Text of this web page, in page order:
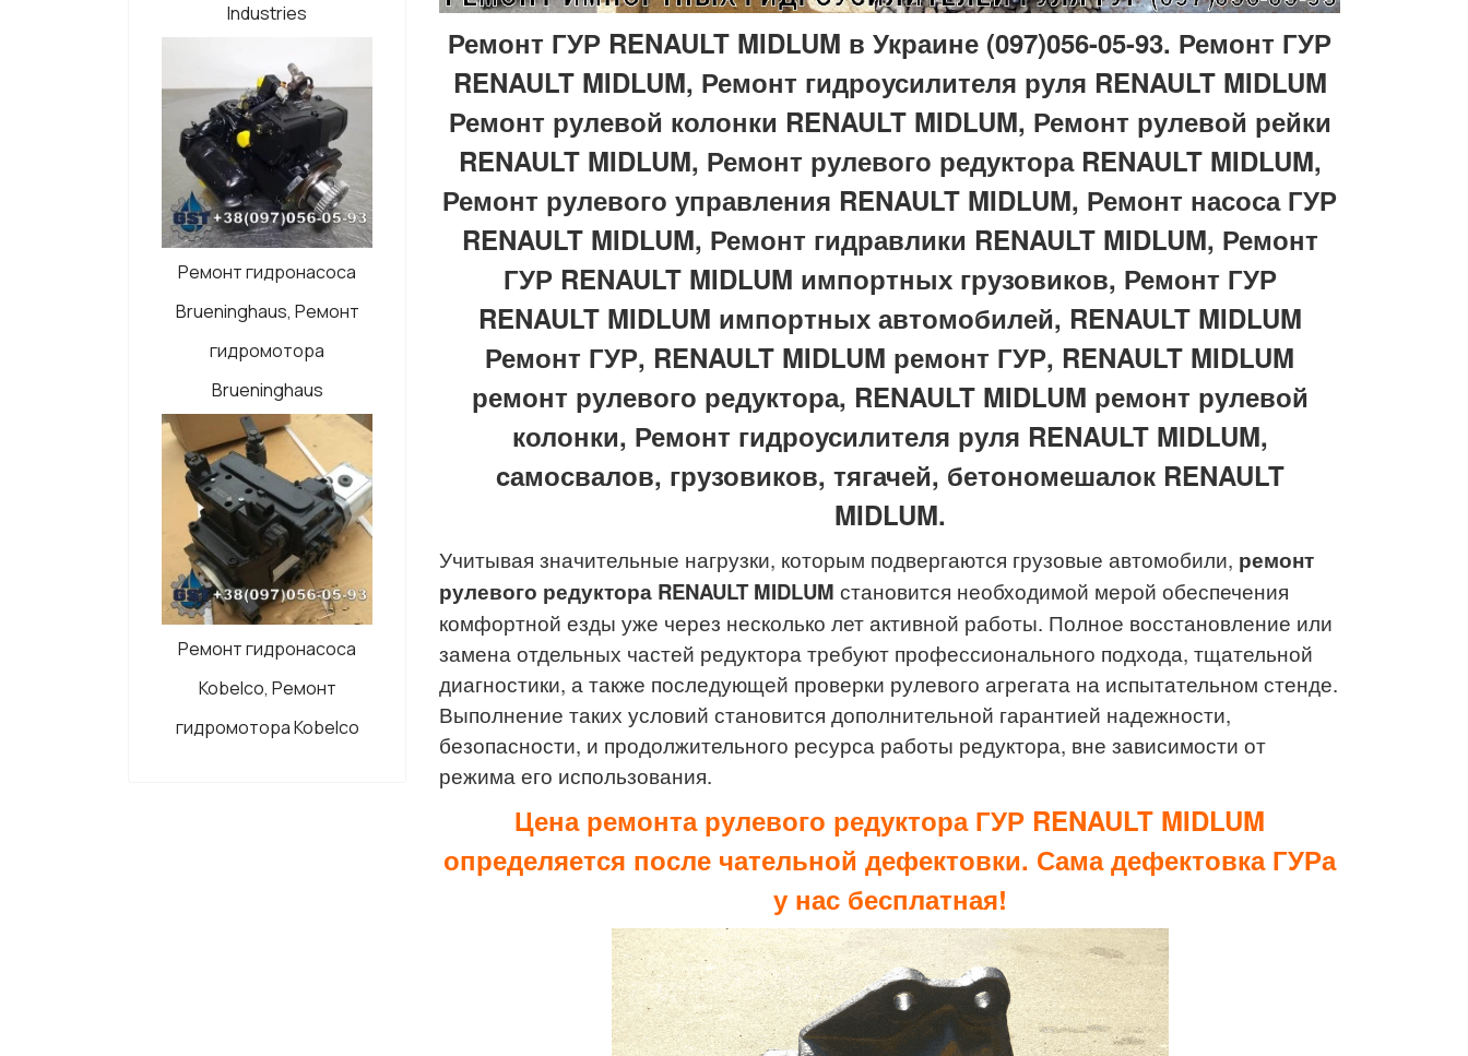
Industries
Ремонт гидронасоса
Brueninghaus, Ремонт
гидромотора
Brueninghaus
Ремонт гидронасоса
Kobelco, Ремонт
гидромотора Kobelco
Ремонт ГУР RENAULT MIDLUM в Украине (097)056-05-93. Ремонт ГУР
RENAULT MIDLUM, Ремонт гидроусилителя руля RENAULT MIDLUM
Ремонт рулевой колонки RENAULT MIDLUM, Ремонт рулевой рейки
RENAULT MIDLUM, Ремонт рулевого редуктора RENAULT MIDLUM,
Ремонт рулевого управления RENAULT MIDLUM, Ремонт насоса ГУР
RENAULT MIDLUM, Ремонт гидравлики RENAULT MIDLUM, Ремонт
ГУР RENAULT MIDLUM импортных грузовиков, Ремонт ГУР
RENAULT MIDLUM импортных автомобилей, RENAULT MIDLUM
Ремонт ГУР, RENAULT MIDLUM ремонт ГУР, RENAULT MIDLUM
ремонт рулевого редуктора, RENAULT MIDLUM ремонт рулевой
колонки, Ремонт гидроусилителя руля RENAULT MIDLUM,
cамосвалов, грузовиков, тягачей, бетономешалок RENAULT
MIDLUM.
Учитывая значительные нагрузки, которым подвергаются грузовые автомобили, ремонт
рулевого редуктора RENAULT MIDLUM становится необходимой мерой обеспечения
комфортной езды уже через несколько лет активной работы. Полное восстановление или
замена отдельных частей редуктора требуют профессионального подхода, тщательной
диагностики, а также последующей проверки рулевого агрегата на испытательном стенде.
Выполнение таких условий становится дополнительной гарантией надежности,
безопасности, и продолжительного ресурса работы редуктора, вне зависимости от
режима его использования.
Цена ремонта рулевого редуктора ГУР RENAULT MIDLUM
определяется после чательной дефектовки. Сама дефектовка ГУРа
у нас бесплатная!